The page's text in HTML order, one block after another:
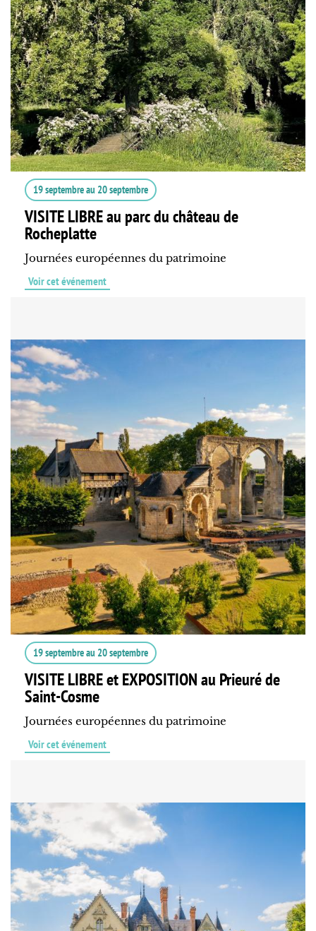
19 septembreau 20 septembre
VISITE LIBRE au parc du château de
Rocheplatte
Journées européennes du patrimoine
Voir cet événement
19 septembreau 20 septembre
VISITE LIBRE et EXPOSITION au Prieuré de
Saint-Cosme
Journées européennes du patrimoine
Voir cet événement